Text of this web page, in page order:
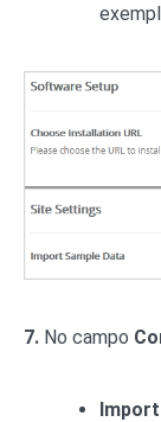
7. No campo